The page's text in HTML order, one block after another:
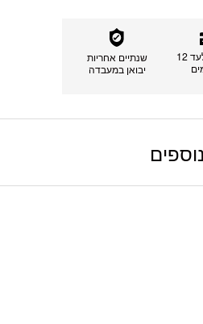
אפשרות לעד 12
שנתיים אחריות
יבואן במעבדה